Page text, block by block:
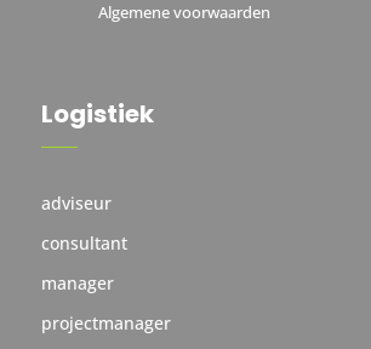
Algemene voorwaarden
Logistiek
adviseur
consultant
manager
projectmanager